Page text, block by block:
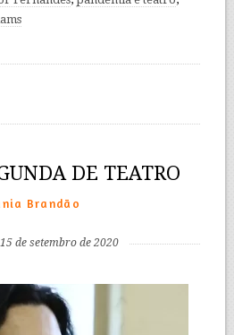
DE TEATRO
Brandão
de setembro de 2020